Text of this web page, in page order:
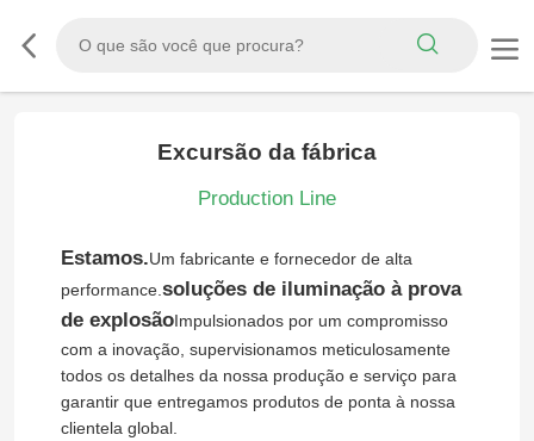
Excursão da fábrica
Production Line
Estamos.Um fabricante e fornecedor de alta
performance.soluções de iluminação à prova
de explosãoImpulsionados por um compromisso
com a inovação, supervisionamos meticulosamente
todos os detalhes da nossa produção e serviço para
garantir que entregamos produtos de ponta à nossa
clientela global.